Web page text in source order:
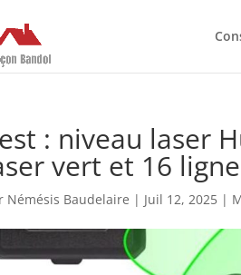
: niveau laser
vert et 16
Némésis Baudelaire | Juil 12, 2025 |